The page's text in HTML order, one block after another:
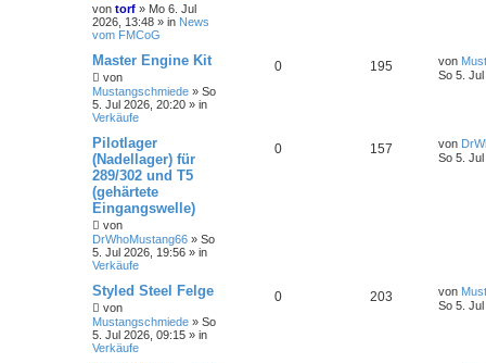
von torf » Mo 6. Jul
2026, 13:48 » in News
vom FMCoG
Master Engine Kit
von
Mustangschmiede » So
5. Jul 2026, 20:20 » in
Verkäufe
0 195 von
So 5.
Pilotlager
(Nadellager) für
289/302 und T5
(gehärtete
Eingangswelle)
von
DrWhoMustang66 » So
5. Jul 2026, 19:56 » in
Verkäufe
0 157 von
So 5.
Styled Steel Felge
von
Mustangschmiede » So
5. Jul 2026, 09:15 » in
Verkäufe
0 203 von
So 5.